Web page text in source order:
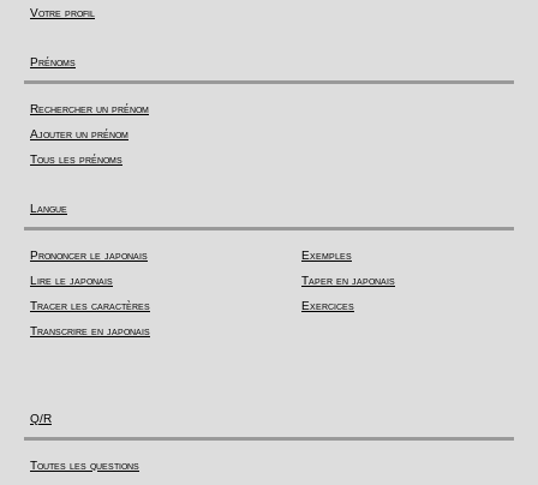
Votre profil
Prénoms
Rechercher un prénom
Ajouter un prénom
Tous les prénoms
Langue
Prononcer le japonais
Lire le japonais
Tracer les caractères
Transcrire en japonais
Exemples
Taper en japonais
Exercices
Q/R
Toutes les questions